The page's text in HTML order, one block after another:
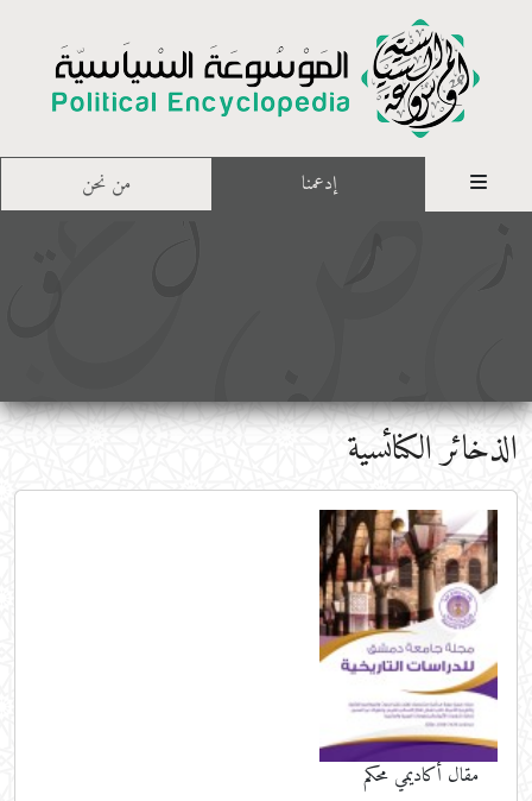
إدعمنا من نحن
الذخائر الكنائسية
مقال أكاديمي محكم